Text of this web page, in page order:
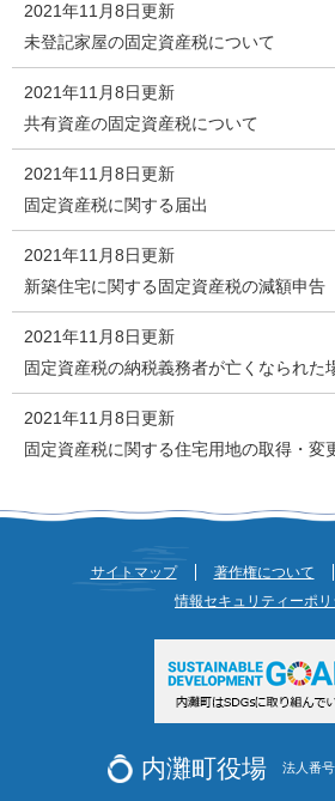
2021年11月8日更新
未登記家屋の固定資産税について
2021年11月8日更新
共有資産の固定資産税について
2021年11月8日更新
固定資産税に関する届出
2021年11月8日更新
新築住宅に関する固定資産税の減額申告
2021年11月8日更新
固定資産税の納税義務者が亡くなられた
2021年11月8日更新
固定資産税に関する住宅用地の取得・変
サイトマップ 著作権について
情報セキュリティーポリ
内灘町役場 法人番